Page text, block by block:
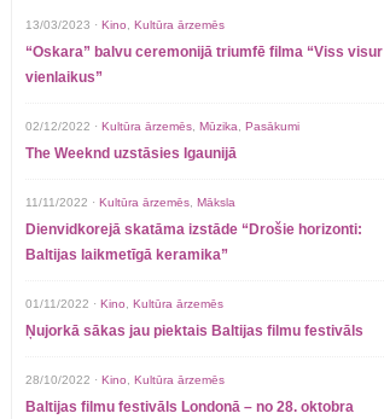
13/03/2023 · Kino Kultūra ārzemēs
“Oskara” balvu ceremonijā triumfē filma “Viss visur
vienlaikus”
02/12/2022 · Kultūra ārzemēs Mūzika Pasākumi
The Weeknd uzstāsies Igaunijā
11/11/2022 · Kultūra ārzemēs Māksla
Dienvidkorejā skatāma izstāde “Drošie horizonti:
Baltijas laikmetīgā keramika”
01/11/2022 · Kino Kultūra ārzemēs
Ņujorkā sākas jau piektais Baltijas filmu festivāls
28/10/2022 · Kino Kultūra ārzemēs
Baltijas filmu festivāls Londonā – no 28. oktobra